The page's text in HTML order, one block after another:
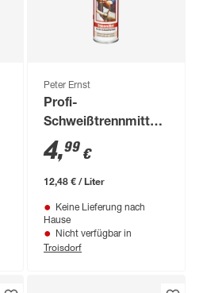
Peter Ernst
Profi-
Schweißtrennmittel
400 ml
4,99 €
12,48 € / Liter
Keine Lieferung nach
Hause
Nicht verfügbar in
Troisdorf